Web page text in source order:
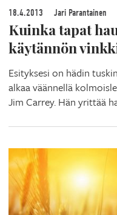
18.4.2013 Jari Parantainen
Kuinka tapat
käytännön
Esityksesi on hädin
alkaa väännellä
Jim Carrey. Hän yrittää